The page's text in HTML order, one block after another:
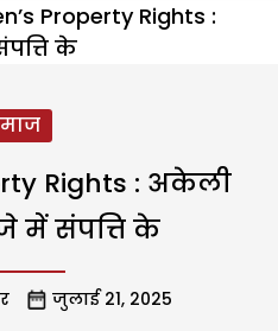
Property Rights :
के
Rights : अकेली
में संपत्ति के
जुलाई 21, 2025